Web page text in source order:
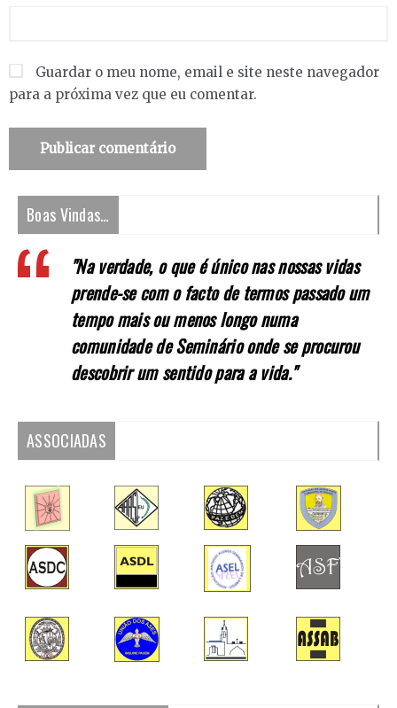
Guardar o meu nome, email e site neste navegador
para a próxima vez que eu comentar.
Boas Vindas…
"Na verdade, o que é único nas nossas vidas
prende-se com o facto de termos passado um
tempo mais ou menos longo numa
comunidade de Seminário onde se procurou
descobrir um sentido para a vida."
ASSOCIADAS